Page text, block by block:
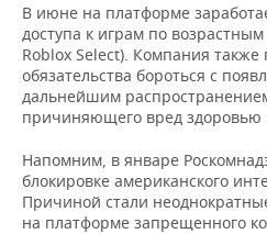
В июне на платформе
доступа к играм по
Roblox Select). Компания также
обязательства бороться с
дальнейшим
причиняющего вред здоровью
Напомним, в январе
блокировке американского
Причиной стали
на платформе запрещенного